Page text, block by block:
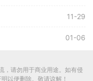
11-29
01-06
，请勿用于商业用途。如有侵
以便删除。敬请谅解！